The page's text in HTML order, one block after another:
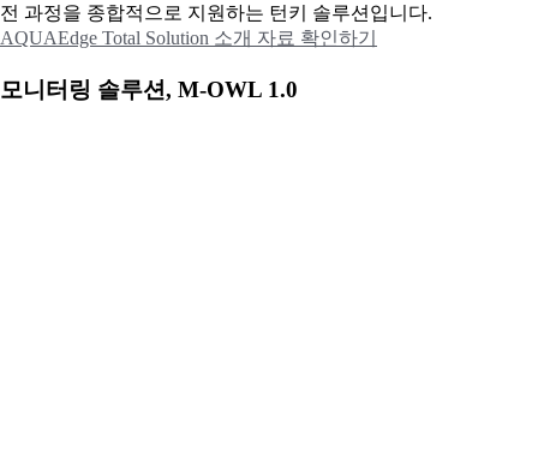
전 과정을 종합적으로 지원하는 턴키 솔루션입니다.
AQUAEdge Total Solution 소개 자료 확인하기
모니터링 솔루션, M-OWL 1.0